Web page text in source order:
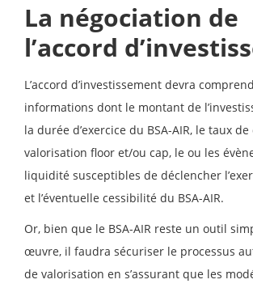
La négociation de
l’accord
L’accord d’investissement devra
informations dont le montant de
la durée d’exercice du BSA-AIR, le taux
valorisation floor et/ou cap, le ou les
liquidité susceptibles de déclencher
et l’éventuelle cessibilité du BSA-AIR.
Or, bien que le BSA-AIR reste un outil
œuvre, il faudra sécuriser le processus
de valorisation en s’assurant que les